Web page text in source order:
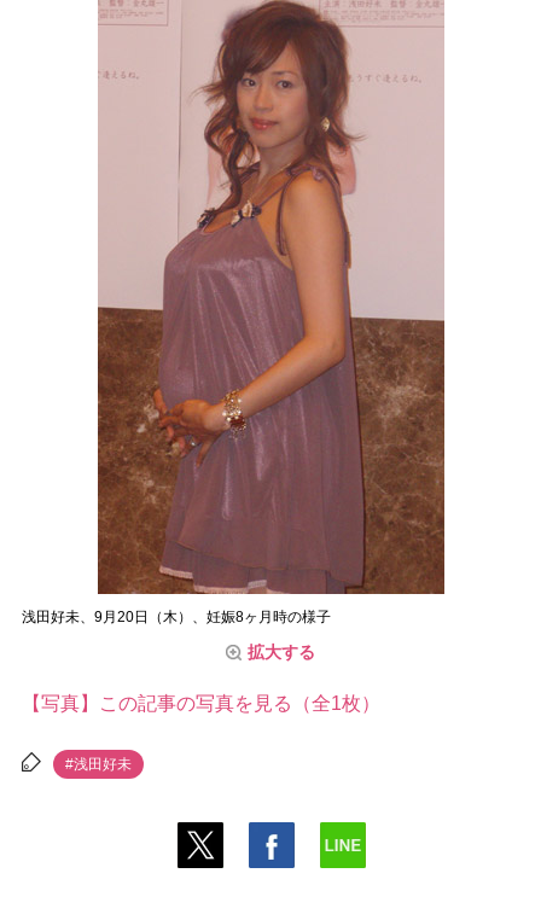
浅田好未、9月20日（木）、妊娠8ヶ月時の様子
拡大する
【写真】この記事の写真を見る（全1枚）
#浅田好未